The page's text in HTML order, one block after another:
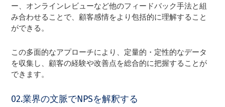
ー、オンラインレビューなど他のフィードバック手法と組
み合わせることで、顧客感情をより包括的に理解すること
ができる。
この多面的なアプローチにより、定量的・定性的なデータ
を収集し、顧客の経験や改善点を総合的に把握することが
できます。
02.業界の文脈でNPSを解釈する